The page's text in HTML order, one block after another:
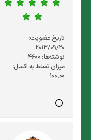
تاریخ عضویت:
2013/09/20
نوشته‌ها: 4600
میزان تسلط به اکسل:
100.00